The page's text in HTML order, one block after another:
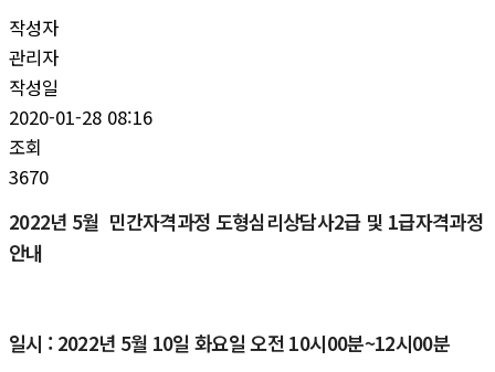
작성자
관리자
작성일
2020-01-28 08:16
조회
3670
2022년 5월 민간자격과정 도형심리상담사2급 및 1급자격과정
안내
일시 : 2022년 5월 10일 화요일 오전 10시00분~12시00분